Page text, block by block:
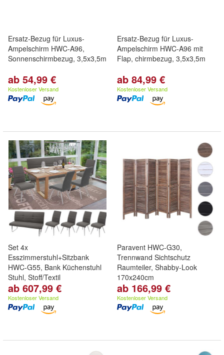
Ersatz-Bezug für Luxus-
Ampelschirm HWC-A96,
Sonnenschirmbezug, 3,5x3,5m
ab 54,99 €
Kostenloser Versand
Ersatz-Bezug für Luxus-
Ampelschirm HWC-A96 mit
Flap, chirmbezug, 3,5x3,5m
ab 84,99 €
Kostenloser Versand
Set 4x
Esszimmerstuhl+Sitzbank
HWC-G55, Bank Küchenstuhl
Stuhl, Stoff/Textil
ab 607,99 €
Kostenloser Versand
Paravent HWC-G30,
Trennwand Sichtschutz
Raumteiler, Shabby-Look
170x240cm
ab 166,99 €
Kostenloser Versand